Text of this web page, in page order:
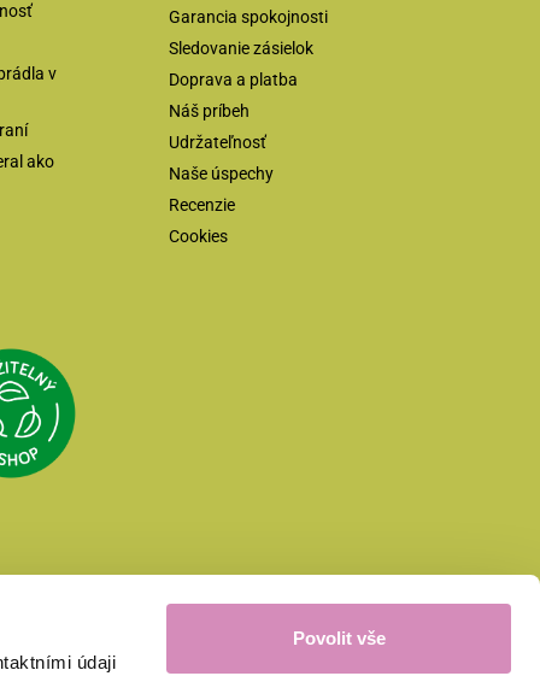
údaji
Povolit vše
v
ako
Garancia spokojnosti
Sledovanie zásielok
Doprava a platba
Náš príbeh
Udržateľnosť
Naše úspechy
Recenzie
Cookies